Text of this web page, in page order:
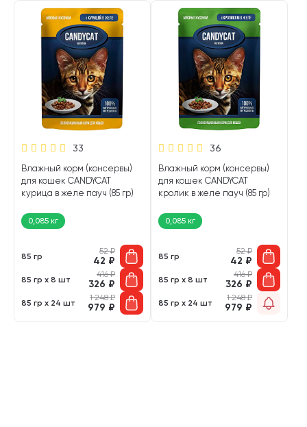
33
Влажный корм (консервы)
для кошек CANDYCAT
курица в желе пауч (85 гр)
0,085 кг
85 гр
52₽
42 ₽
85 гр х 8 шт
416₽
326 ₽
85 гр х 24 шт
1 248₽
979 ₽
36
Влажный корм (консервы)
для кошек CANDYCAT
кролик в желе пауч (85 гр)
0,085 кг
85 гр
52₽
42 ₽
85 гр х 8 шт
416₽
326 ₽
85 гр х 24 шт
1 248₽
979 ₽